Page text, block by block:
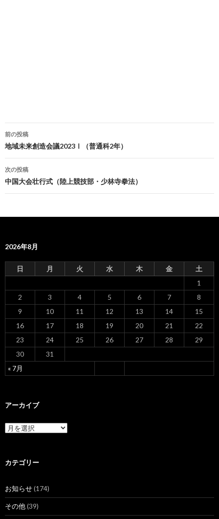
投
稿
ナ
ゲ
シ
ョ
ン
前の投稿
地域未来創造会議2023Ⅰ（普通科2年）
次の投稿
中国大会壮行式（陸上競技部・少林寺拳法）
2026年8月
日 月 火 水 木 金 土
« 7月
1
2
3 4 5 6 7
8
9
10 11 12 13 14
15
16
17 18 19 20 21
22
23
24 25 26 27 28
29
30
31
アーカイブ
ア
ー
ブ
カテゴリー
お知らせ(174)
その他(39)